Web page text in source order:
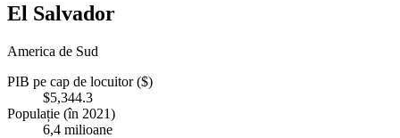
El Salvador
America de Sud
PIB pe cap de locuitor ($)
$5,344.3
Populație (în 2021)
6,4 milioane